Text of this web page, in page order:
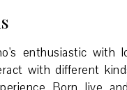
enthusiastic with
with different